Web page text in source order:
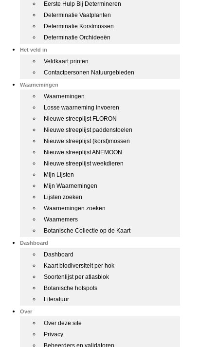
Eerste Hulp Bij Determineren
Determinatie Vaatplanten
Determinatie Korstmossen
Determinatie Orchideeën
Het veld in
Veldkaart printen
Contactpersonen Natuurgebieden
Waarnemingen
Waarnemingen
Losse waarneming invoeren
Nieuwe streeplijst FLORON
Nieuwe streeplijst paddenstoelen
Nieuwe streeplijst (korst)mossen
Nieuwe streeplijst ANEMOON
Nieuwe streeplijst weekdieren
Mijn Lijsten
Mijn Waarnemingen
Lijsten zoeken
Waarnemingen zoeken
Waarnemers
Botanische Collectie op de Kaart
Dashboard
Dashboard
Kaart biodiversiteit per hok
Soortenlijst per atlasblok
Botanische hotspots
Literatuur
Over
Over deze site
Privacy
Beheerders en validatoren